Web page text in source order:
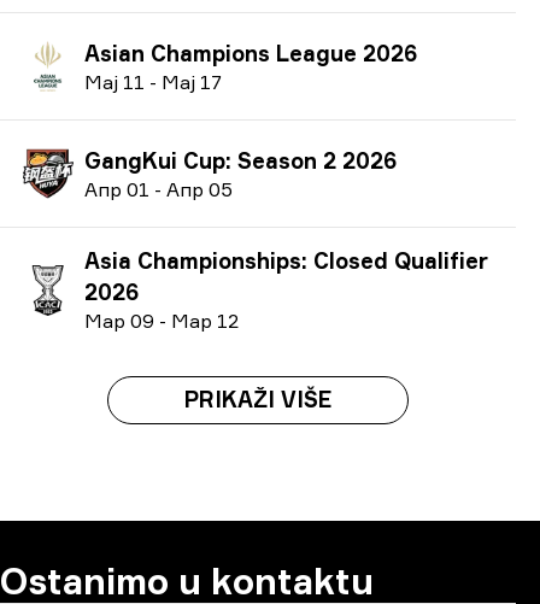
Asian Champions League 2026
Мај 11 - Мај 17
GangKui Cup: Season 2 2026
Апр 01 - Апр 05
Asia Championships: Closed Qualifier
2026
Мар 09 - Мар 12
PRIKAŽI VIŠE
Ostanimo u kontaktu